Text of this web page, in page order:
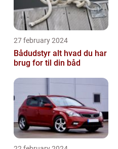
27 february 2024
Bådudstyr alt hvad du har
brug for til din båd